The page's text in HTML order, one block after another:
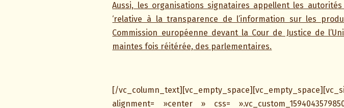
Aussi, les organisations signataires appellent les
‘relative à la transparence de l’information sur les
Commission européenne devant la Cour de Justice de
maintes fois réitérée, des parlementaires.
[/
alignment= »center » css=